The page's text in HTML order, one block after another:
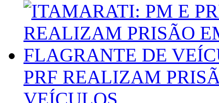
PRF REALIZAM
VEÍCULOS